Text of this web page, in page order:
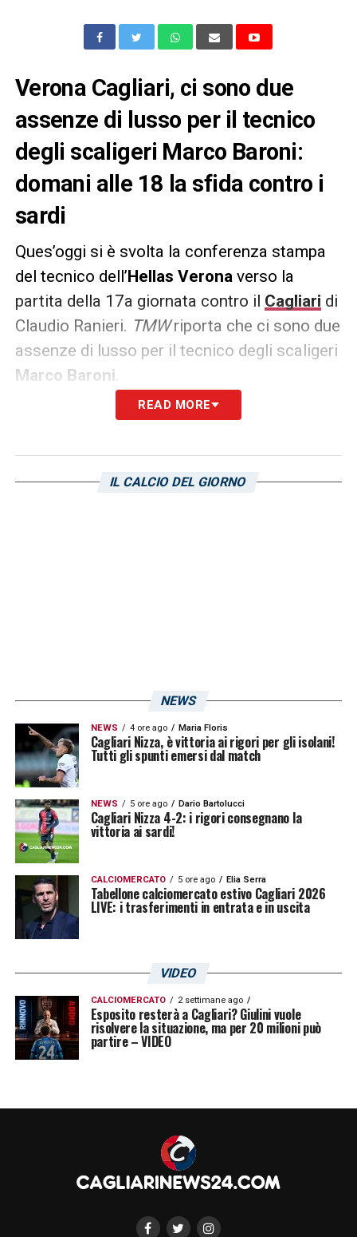
Verona Cagliari, ci sono due
assenze di lusso per il tecnico
degli scaligeri Marco Baroni:
domani alle 18 la sfida contro i
sardi
Ques’oggi si è svolta la conferenza stampa
del tecnico dell’Hellas Verona verso la
partita della 17a giornata contro il Cagliari di
Claudio Ranieri. TMWriporta che ci sono due
assenze di lusso per il tecnico degli scaligeri
Marco Baroni
Per la partita non saranno arruolabili il
centrocampista. Salterà la sfida anche l’ex
READ MORE
IL CALCIO DEL GIORNO
NEWS
NEWS 4 ore ago Maria Floris
Cagliari Nizza, è vittoria ai rigori per gli isolani!
Tutti gli spunti emersi dal match
NEWS 5 ore ago Dario Bartolucci
Cagliari Nizza 4-2: i rigori consegnano la
vittoria ai sardi!
CALCIOMERCATO 5 ore ago Elia Serra
Tabellone calciomercato estivo Cagliari 2026
LIVE: i trasferimenti in entrata e in uscita
VIDEO
CALCIOMERCATO 2 settimane ago
Esposito resterà a Cagliari? Giulini vuole
risolvere la situazione, ma per 20 milioni può
partire – VIDEO